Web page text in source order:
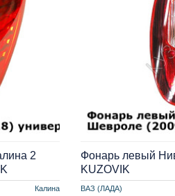
Калина
2
ВАЗ (ЛАДА)
Фонарь левый
KUZOVIK